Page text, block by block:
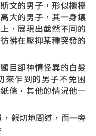
文的男子，形似櫃檯
大的男子，其一身鑲
，展現出截然不同的
彿在壓抑某種突發的
目卻神情怪異的白髮
來乍到的男子不免困
條，其他的情況他一
，親切地問道，而一旁